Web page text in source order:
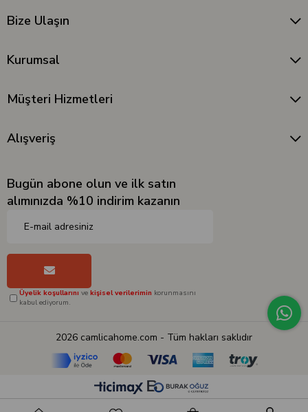
Bize Ulaşın
Kurumsal
Müşteri Hizmetleri
Alışveriş
Bugün abone olun ve ilk satın
alımınızda %10 indirim kazanın
Üyelik koşullarını ve kişisel verilerimin korunmasını
kabul ediyorum.
2026 camlicahome.com - Tüm hakları saklıdır